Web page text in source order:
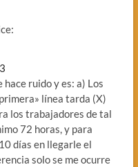
ruido y es: a) Los
línea tarda (X)
los trabajadores de tal
72 horas, y para
días en llegarle el
solo se me ocurre